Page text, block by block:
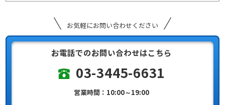
お気軽にお問い合わせください
お電話でのお問い合わせはこちら
03-3445-6631
営業時間：10:00～19:00